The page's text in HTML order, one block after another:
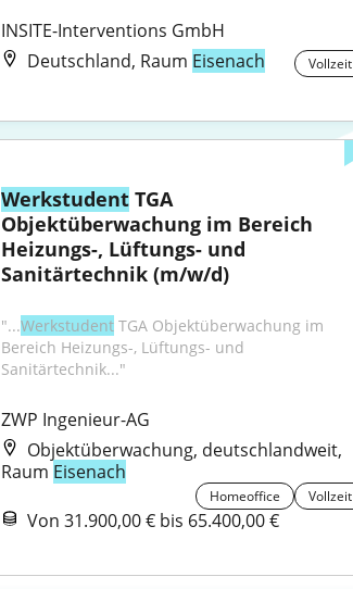
INSITE-Interventions GmbH
Deutschland, Raum Eisenach Vollzeit
Werkstudent TGA
Objektüberwachung im Bereich
Heizungs-, Lüftungs- und
Sanitärtechnik (m/w/d)
"...Werkstudent TGA Objektüberwachung im
Bereich Heizungs-, Lüftungs- und
Sanitärtechnik..."
ZWP Ingenieur-AG
Objektüberwachung, deutschlandweit,
Raum Eisenach
Homeoffice Vollzeit
Von 31.900,00 € bis 65.400,00 €